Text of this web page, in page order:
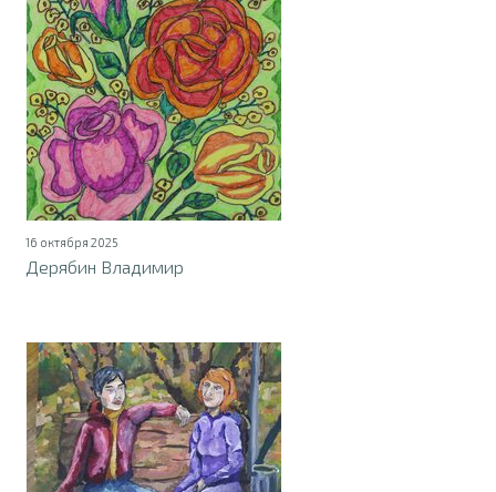
16 октября 2025
Дерябин Владимир